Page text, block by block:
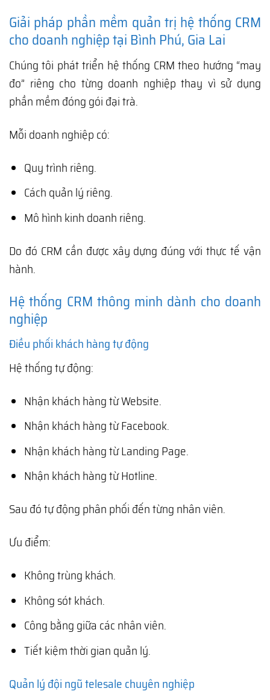
Giải pháp phần mềm quản trị hệ thống CRM
cho doanh nghiệp tại Bình Phú, Gia Lai
Chúng tôi phát triển hệ thống CRM theo hướng “may
đo” riêng cho từng doanh nghiệp thay vì sử dụng
phần mềm đóng gói đại trà.
Mỗi doanh nghiệp có:
Quy trình riêng.
Cách quản lý riêng.
Mô hình kinh doanh riêng.
Do đó CRM cần được xây dựng đúng với thực tế vận
hành.
Hệ thống CRM thông minh dành cho doanh
nghiệp
Điều phối khách hàng tự động
Hệ thống tự động:
Nhận khách hàng từ Website.
Nhận khách hàng từ Facebook.
Nhận khách hàng từ Landing Page.
Nhận khách hàng từ Hotline.
Sau đó tự động phân phối đến từng nhân viên.
Ưu điểm:
Không trùng khách.
Không sót khách.
Công bằng giữa các nhân viên.
Tiết kiệm thời gian quản lý.
Quản lý đội ngũ telesale chuyên nghiệp